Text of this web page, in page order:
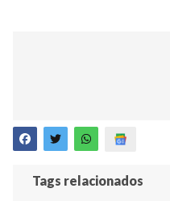
Tags relacionados